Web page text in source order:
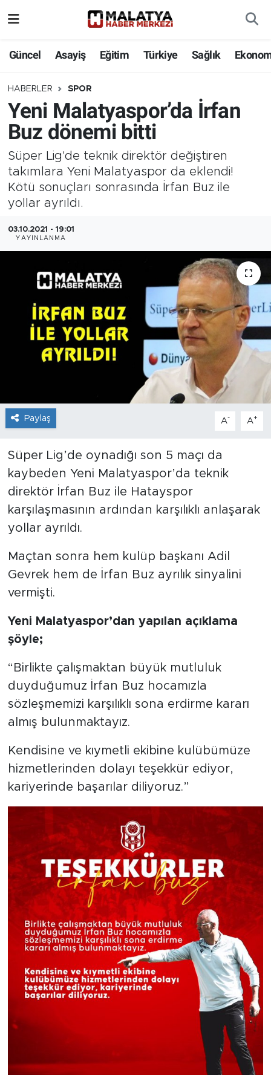
Güncel Asayiş Eğitim Türkiye Sağlık
HABERLER SPOR
Yeni Malatyaspor’da İrfan
Buz dönemi bitti
Süper Lig'de teknik direktör değiştiren
takımlara Yeni Malatyaspor da eklendi!
Kötü sonuçları sonrasında İrfan Buz ile
yollar ayrıldı.
03.10.2021 - 19:01
YAYINLANMA
Paylaş A- A+
Süper Lig’de oynadığı son 5 maçı da
kaybeden Yeni Malatyaspor’da teknik
direktör İrfan Buz ile Hatayspor
karşılaşmasının ardından karşılıklı anlaşarak
yollar ayrıldı.
Maçtan sonra hem kulüp başkanı Adil
Gevrek hem de İrfan Buz ayrılık sinyalini
vermişti.
Yeni Malatyaspor’dan yapılan açıklama
şöyle;
“Birlikte çalışmaktan büyük mutluluk
duyduğumuz İrfan Buz hocamızla
sözleşmemizi karşılıklı sona erdirme kararı
almış bulunmaktayız.
Kendisine ve kıymetli ekibine kulübümüze
hizmetlerinden dolayı teşekkür ediyor,
kariyerinde başarılar diliyoruz.”
Eğitim
Türkiye
Sağlık
Ekonomi
Güncel
Kültür
İş İlanları
Dünya
Spor
Kuluncak
Akçadağ
Doğanyol
Arguvan
Battalgazi
Doğanşehir
Hekimhan
Kale
Pütürge
Magazin
Asayiş
Siyaset
Adıyaman